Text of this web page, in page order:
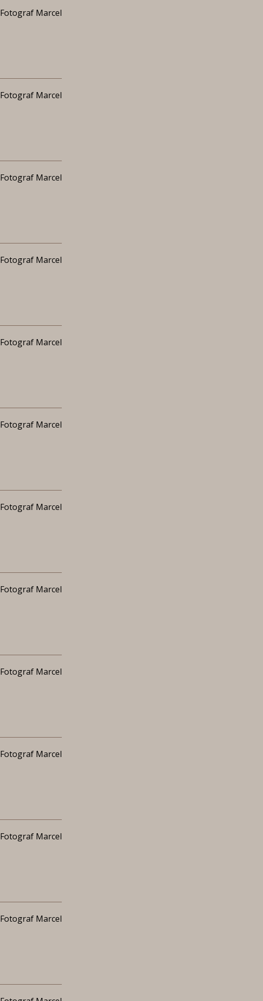
Fotograf Marcel
Fotograf Marcel
Fotograf Marcel
Fotograf Marcel
Fotograf Marcel
Fotograf Marcel
Fotograf Marcel
Fotograf Marcel
Fotograf Marcel
Fotograf Marcel
Fotograf Marcel
Fotograf Marcel